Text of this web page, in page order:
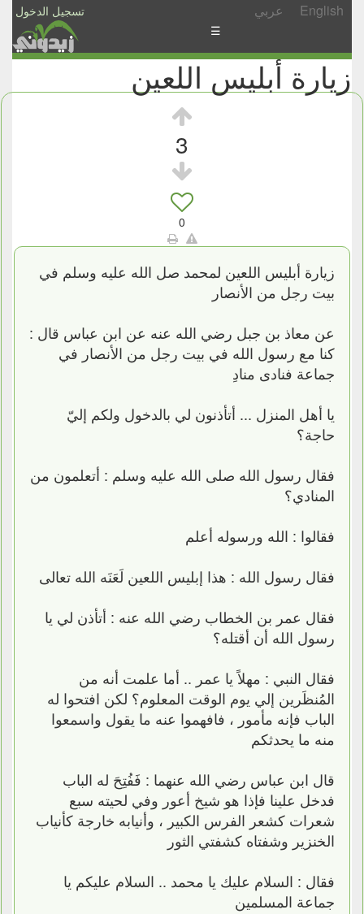
تسجيل الدخول عربي English
الأخبار
الأسئلة
☰
زيارة أبليس اللعين
3
0
زيارة أبليس اللعين لمحمد صل الله عليه وسلم في
بيت رجل من الأنصار
عن معاذ بن جبل رضي الله عنه عن ابن عباس قال :
كنا مع رسول الله في بيت رجل من الأنصار في
جماعة فنادى منادِ
يا أهل المنزل ... أتأذنون لي بالدخول ولكم إليّ
حاجة؟
فقال رسول الله صلى الله عليه وسلم : أتعلمون من
المنادي؟
فقالوا : الله ورسوله أعلم
فقال رسول الله : هذا إبليس اللعين لَعَنَه الله تعالى
فقال عمر بن الخطاب رضي الله عنه : أتأذن لي يا
رسول الله أن أقتله؟
فقال النبي : مهلاً يا عمر .. أما علمت أنه من
المُنظَرين إلي يوم الوقت المعلوم؟ لكن افتحوا له
الباب فإنه مأمور ، فافهموا عنه ما يقول واسمعوا
منه ما يحدثكم
قال ابن عباس رضي الله عنهما : فَفُتِحَ له الباب
فدخل علينا فإذا هو شيخ أعور وفي لحيته سبع
شعرات كشعر الفرس الكبير ، وأنيابه خارجة كأنياب
الخنزير وشفتاه كشفتي الثور
فقال : السلام عليك يا محمد .. السلام عليكم يا
جماعة المسلمين